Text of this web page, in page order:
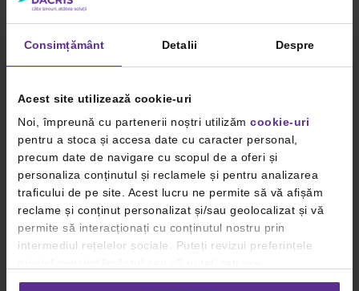
Consimțământ Detalii Despre
Acest site utilizează cookie-uri
Noi, împreună cu partenerii noștri utilizăm cookie-uri
pentru a stoca și accesa date cu caracter personal,
precum date de navigare cu scopul de a oferi și
personaliza conținutul și reclamele și pentru analizarea
traficului de pe site. Acest lucru ne permite să vă afișăm
reclame și conținut personalizat și/sau geolocalizat și vă
permite să interacționați cu conținutul nostru prin
intermediul rețelelor sociale. Puteți revizui preferințele
consimțământul oricând, făcând click pe linkul către